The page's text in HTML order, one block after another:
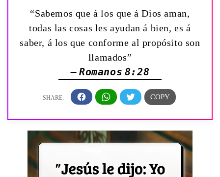
“Sabemos que á los que á Dios aman,
todas las cosas les ayudan á bien, es á
saber, á los que conforme al propósito son
llamados”
— Romanos 8:28